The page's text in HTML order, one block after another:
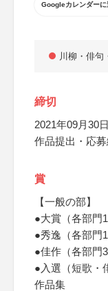
Googleカレンダーに
川柳・俳句
締切
2021年09月30
作品提出・応
賞
【一般の部】
●大賞（各部
●秀逸（各部
●佳作（各部門
●入選（短歌・
作品集